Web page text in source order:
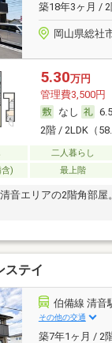
築18年3ヶ月 /
岡山県総社
5.30万円
管理費3,500円
なし
2階 / 2LDK（
二人暮らし
)
最上階
音エリアの2階角部屋
ステイ
伯備線 清音
その他の交通
築7年1ヶ月 / 2